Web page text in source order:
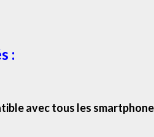
:
avec tous les